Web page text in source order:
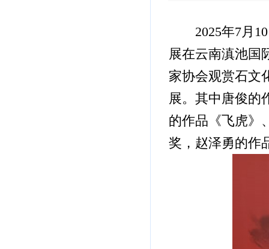
2025年7月
展在云南滇池国
家协会观赏石文
展。其中唐俊的
的作品《飞虎》
奖，赵泽勇的作